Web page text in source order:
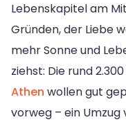
Lebenskapitel am
Gründen, der Liebe
mehr Sonne und
ziehst: Die rund
Athen wollen gut
vorweg – ein